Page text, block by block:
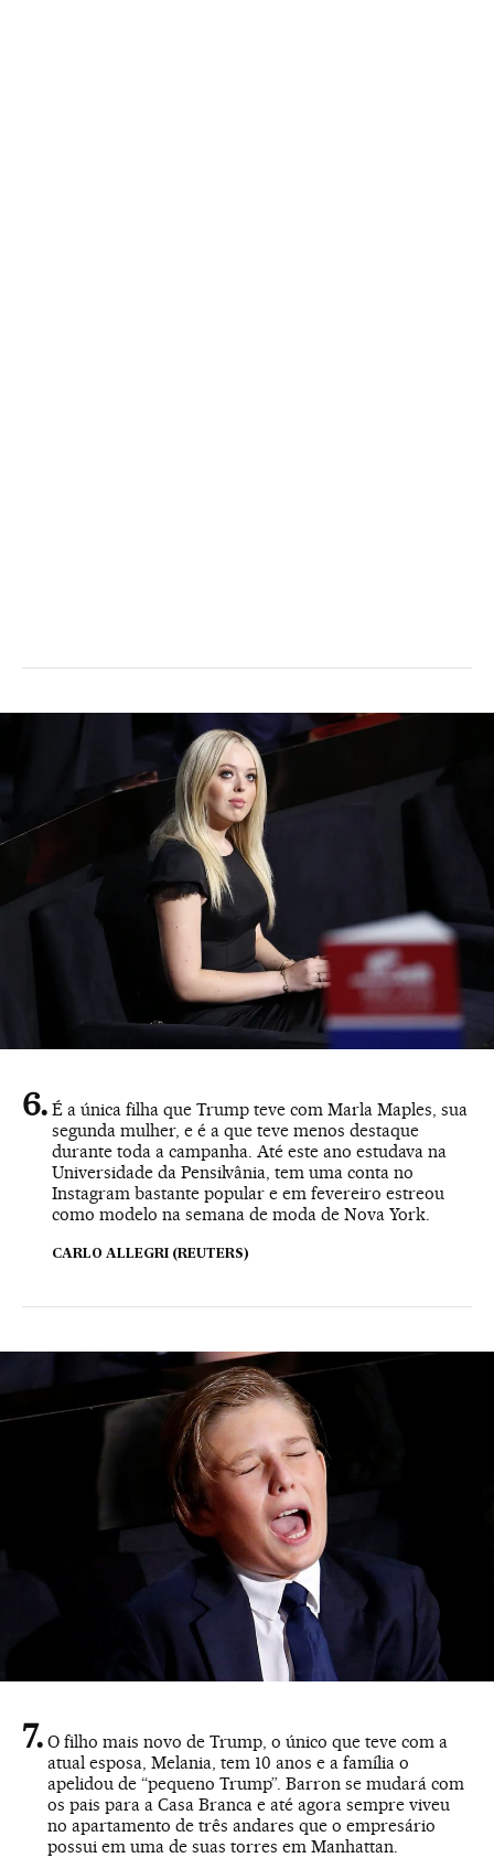
É a única filha que Trump teve com Marla Maples, sua
segunda mulher, e é a que teve menos destaque
durante toda a campanha. Até este ano estudava na
Universidade da Pensilvânia, tem uma conta no
Instagram bastante popular e em fevereiro estreou
como modelo na semana de moda de Nova York.
CARLO ALLEGRI (REUTERS)
O filho mais novo de Trump, o único que teve com a
atual esposa, Melania, tem 10 anos e a família o
apelidou de “pequeno Trump”. Barron se mudará com
os pais para a Casa Branca e até agora sempre viveu
no apartamento de três andares que o empresário
possui em uma de suas torres em Manhattan.